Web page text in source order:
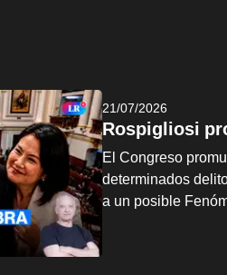
21/07/2026
Rospigliosi
El Congreso
determinados
a un posible